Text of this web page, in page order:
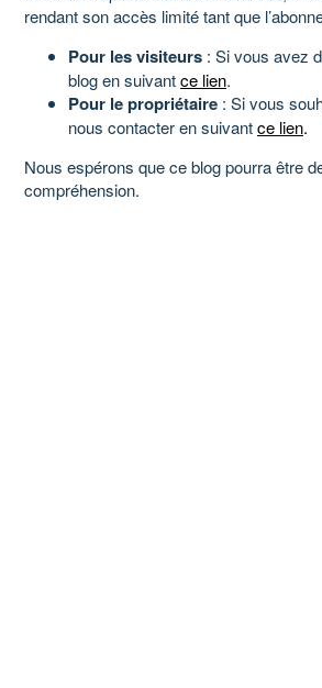
rendant son accès limité tant que
Pour les visiteurs : Si vous avez
blog en suivantce lien.
Pour le propriétaire : Si vous
nous contacter en suivantce lien.
Nous espérons que ce blog pourra être
compréhension.